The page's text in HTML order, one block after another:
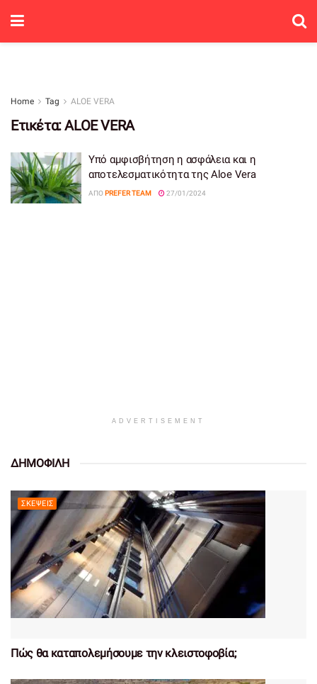
Home Tag ALOE VERA
Ετικέτα:ALOE VERA
Υπό αμφισβήτηση η ασφάλεια και η
αποτελεσματικότητα της Aloe Vera
ΑΠΌ PREFER TEAM 27/01/2024
ADVERTISEMENT
ΔΗΜΟΦΙΛΗ
ΣΚΈΨΕΙΣ
Πώς θα καταπολεμήσουμε την κλειστοφοβία;